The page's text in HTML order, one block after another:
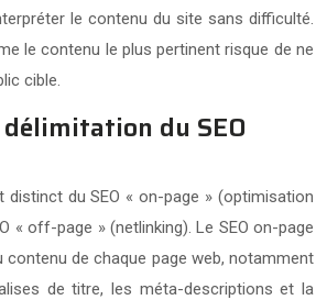
le contenu du site sans difficulté.
le contenu le plus pertinent risque de ne
cible.
du SEO
distinct du SEO « on-page » (optimisation
« off-page » (netlinking). Le SEO on-page
contenu de chaque page web, notamment
de titre, les méta-descriptions et la